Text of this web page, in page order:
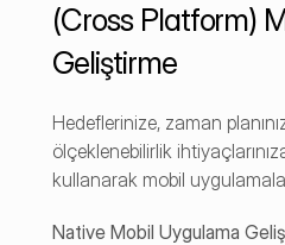
(Cross Platform)
Geliştirme
Hedeflerinize, zaman
ölçeklenebilirlik
kullanarak mobil
Native Mobil Uygulama